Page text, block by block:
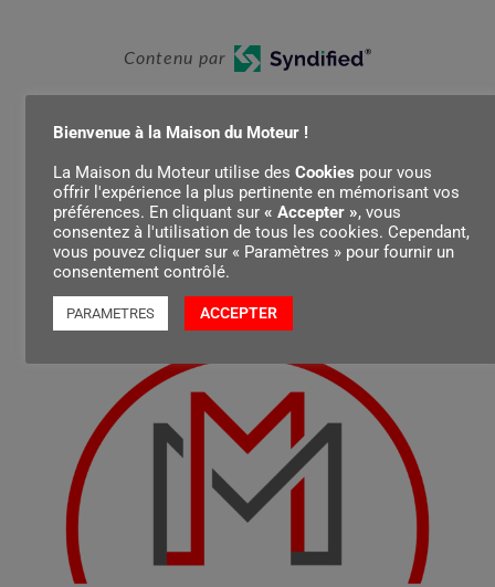
Contenu par
Bienvenue à la Maison du Moteur !
La Maison du Moteur utilise des Cookies pour vous
offrir l'expérience la plus pertinente en mémorisant vos
préférences. En cliquant sur « Accepter », vous
consentez à l'utilisation de tous les cookies. Cependant,
vous pouvez cliquer sur « Paramètres » pour fournir un
consentement contrôlé.
PARAMETRES ACCEPTER